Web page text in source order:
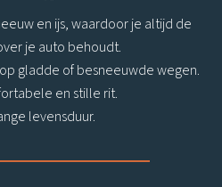
en ijs, waardoor je altijd de
je auto behoudt.
gladde of besneeuwde wegen.
en stille rit.
levensduur.